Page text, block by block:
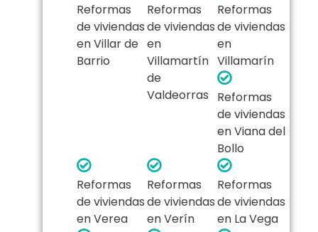
Reformas
de viviendas
en Villar de
Barrio
Reformas
de viviendas
en
Villamartín
de
Valdeorras
Reformas
de viviendas
en
Villamarín
Reformas
de viviendas
en Viana del
Bollo
Reformas
de viviendas
en Verea
Reformas
de viviendas
en Verín
Reformas
de viviendas
en La Vega